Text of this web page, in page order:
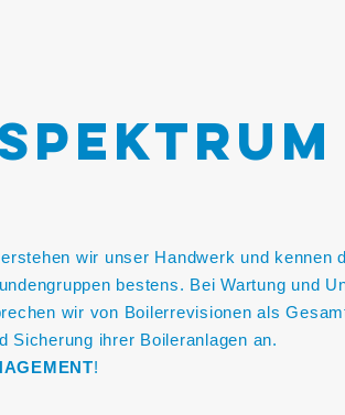
wir unser Handwerk und kennen
bestens. Bei Wartung und
wir von Boilerrevisionen als
Sicherung ihrer Boileranlagen an.
!